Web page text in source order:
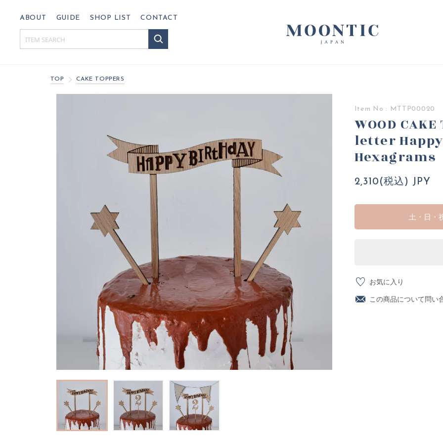
ABOUT GUIDE SHOP LIST CONTACT
TOP CAKE TOPPERS
Item No : MTTP00020
WOOD
letter
Hexagrams
2,310(税込) JPY
土・日・
お気に入り
この商品について問い